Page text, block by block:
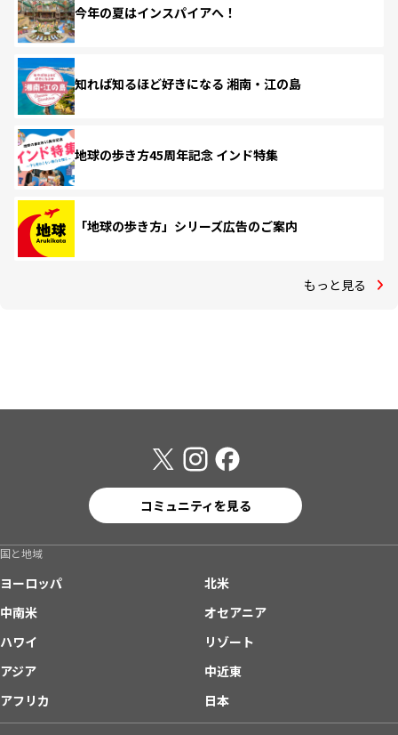
今年の夏はインスパイアへ！
知れば知るほど好きになる 湘南・江の島
地球の歩き方45周年記念 インド特集
「地球の歩き方」シリーズ広告のご案内
もっと見る
コミュニティを見る
国と地域
ヨーロッパ
北米
中南米
オセアニア
ハワイ
リゾート
アジア
中近東
アフリカ
日本